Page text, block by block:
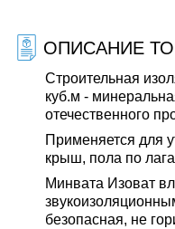
ОПИСАНИЕ
Строительная
куб.м -
отечественного
Применяется для
крыш, пола по
Минвата Изоват
безопасная, не